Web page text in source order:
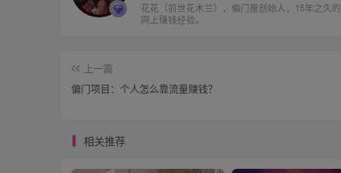
花花（前世花木兰），偏门屋创始人，15年之久的
网上赚钱经验。
上一篇
偏门项目：个人怎么靠流量赚钱？
相关推荐